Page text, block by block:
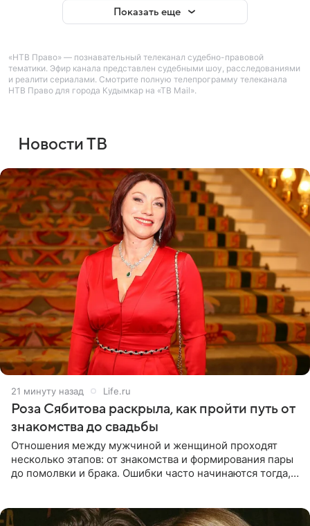
Показать еще
«НТВ Право» — познавательный телеканал судебно-правовой
тематики. Эфир канала представлен судебными шоу, расследованиями
и реалити сериалами. Смотрите полную телепрограмму телеканала
НТВ Право для города Кудымкар на «ТВ Mail».
Новости ТВ
21 минуту назад Life.ru
Роза Сябитова раскрыла, как пройти путь от
знакомства до свадьбы
Отношения между мужчиной и женщиной проходят
несколько этапов: от знакомства и формирования пары
до помолвки и брака. Ошибки часто начинаются тогда,